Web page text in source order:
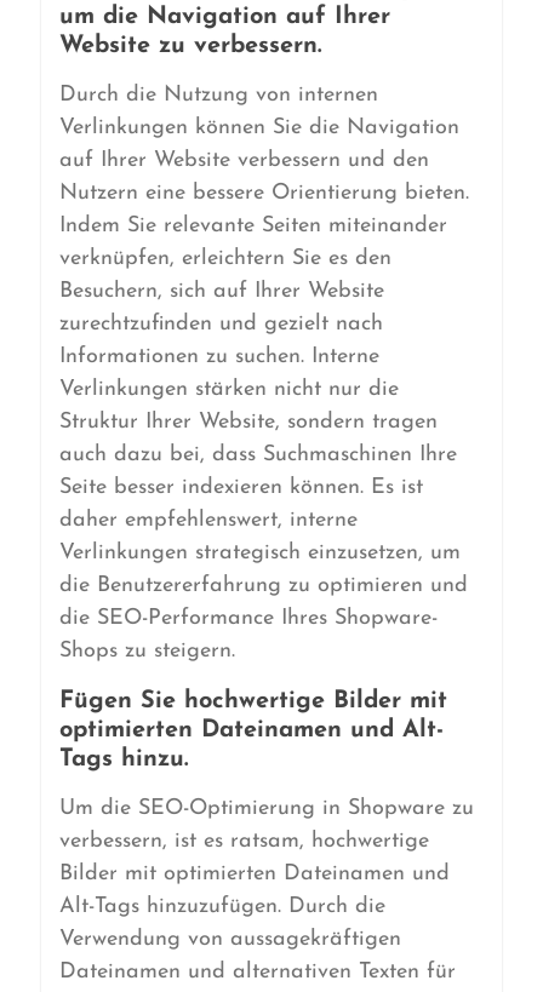
um die Navigation auf Ihrer
Website zu verbessern.
Durch die Nutzung von internen
Verlinkungen können Sie die Navigation
auf Ihrer Website verbessern und den
Nutzern eine bessere Orientierung bieten.
Indem Sie relevante Seiten miteinander
verknüpfen, erleichtern Sie es den
Besuchern, sich auf Ihrer Website
zurechtzufinden und gezielt nach
Informationen zu suchen. Interne
Verlinkungen stärken nicht nur die
Struktur Ihrer Website, sondern tragen
auch dazu bei, dass Suchmaschinen Ihre
Seite besser indexieren können. Es ist
daher empfehlenswert, interne
Verlinkungen strategisch einzusetzen, um
die Benutzererfahrung zu optimieren und
die SEO-Performance Ihres Shopware-
Shops zu steigern.
Fügen Sie hochwertige Bilder mit
optimierten Dateinamen und Alt-
Tags hinzu.
Um die SEO-Optimierung in Shopware zu
verbessern, ist es ratsam, hochwertige
Bilder mit optimierten Dateinamen und
Alt-Tags hinzuzufügen. Durch die
Verwendung von aussagekräftigen
Dateinamen und alternativen Texten für